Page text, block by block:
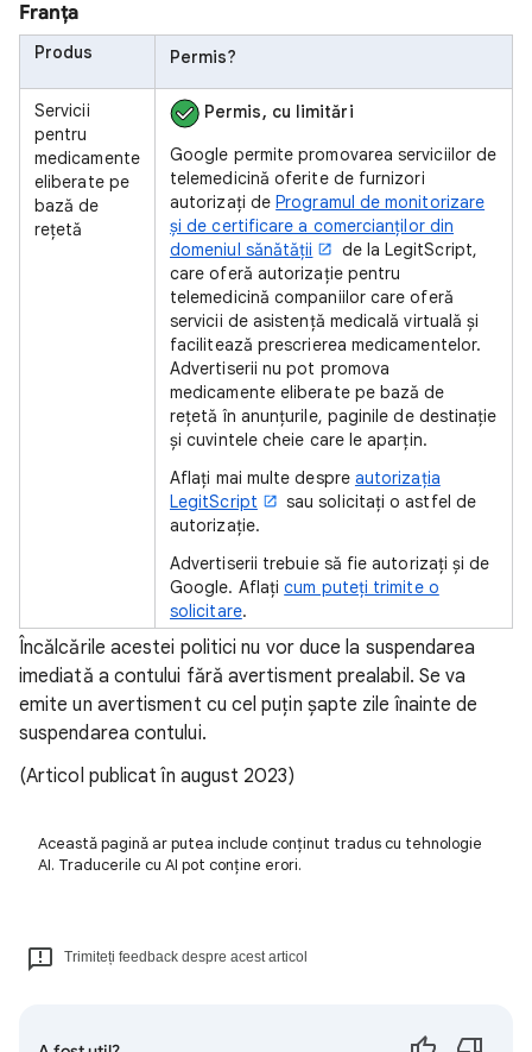
Franța
Produs Permis?
Servicii
pentru
medicamente
eliberate pe
bază de
rețetă
Permis, cu limitări
Google permite promovarea serviciilor de
telemedicină oferite de furnizori
autorizați deProgramul de monitorizare
și de certificare a comercianților din
domeniul sănătății
de la LegitScript,
care oferă autorizație pentru
telemedicină companiilor care oferă
servicii de asistență medicală virtuală și
facilitează prescrierea medicamentelor.
Advertiserii nu pot promova
medicamente eliberate pe bază de
rețetă în anunțurile, paginile de destinație
și cuvintele cheie care le aparțin.
Aflați mai multe despre autorizația
LegitScript
sau solicitați o astfel de
autorizație.
Advertiserii trebuie să fie autorizați și de
Google. Aflațicum puteți trimite o
solicitare.
Încălcările acestei politici nu vor duce la suspendarea
imediată a contului fără avertisment prealabil. Se va
emite un avertisment cu cel puțin șapte zile înainte de
suspendarea contului.
(Articol publicat în august 2023)
Această pagină ar putea include conținut tradus cu tehnologie
AI. Traducerile cu AI pot conține erori.
Trimiteți feedback despre acest articol